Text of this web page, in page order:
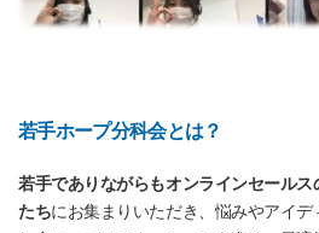
若手ホープ分科会とは？
若手でありながらもオンラインセール
たちにお集まりいただき、悩みやアイ